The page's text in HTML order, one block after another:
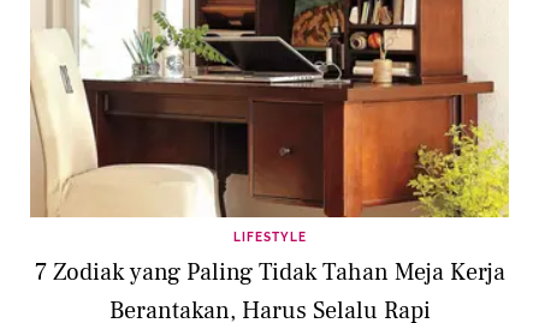
LIFESTYLE
7 Zodiak yang Paling Tidak Tahan Meja Kerja
Berantakan, Harus Selalu Rapi